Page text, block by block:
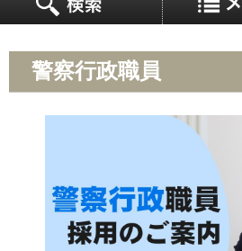
警察行政職員